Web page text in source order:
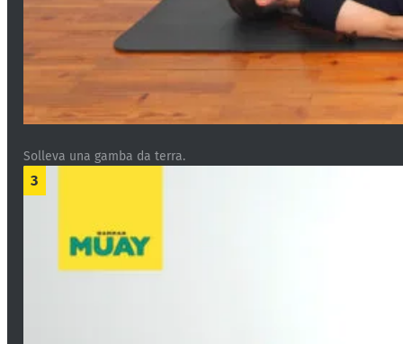
Solleva una gamba da terra.
3